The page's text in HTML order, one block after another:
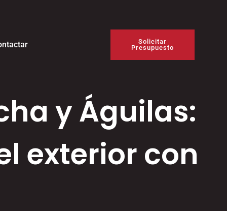
Solicitar
Presupuesto
y Águilas:
exterior con